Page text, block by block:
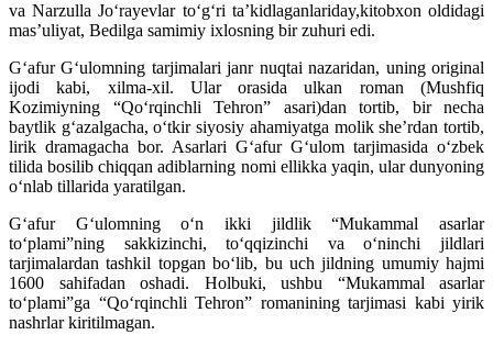
va Narzulla Jo‘rayevlar to‘g‘ri ta’kidlaganlariday,kitobxon oldidagi
mas’uliyat, Bedilga samimiy ixlosning bir zuhuri edi.
G‘afur G‘ulomning tarjimalari janr nuqtai nazaridan, uning original
ijodi kabi, xilma-xil. Ular orasida ulkan roman (Mushfiq
Kozimiyning “Qo‘rqinchli Tehron” asari)dan tortib, bir necha
baytlik g‘azalgacha, o‘tkir siyosiy ahamiyatga molik she’rdan tortib,
lirik dramagacha bor. Asarlari G‘afur G‘ulom tarjimasida o‘zbek
tilida bosilib chiqqan adiblarning nomi ellikka yaqin, ular dunyoning
o‘nlab tillarida yaratilgan.
G‘afur G‘ulomning o‘n ikki jildlik “Mukammal asarlar
to‘plami”ning sakkizinchi, to‘qqizinchi va o‘ninchi jildlari
tarjimalardan tashkil topgan bo‘lib, bu uch jildning umumiy hajmi
1600 sahifadan oshadi. Holbuki, ushbu “Mukammal asarlar
to‘plami”ga “Qo‘rqinchli Tehron” romanining tarjimasi kabi yirik
nashrlar kiritilmagan.